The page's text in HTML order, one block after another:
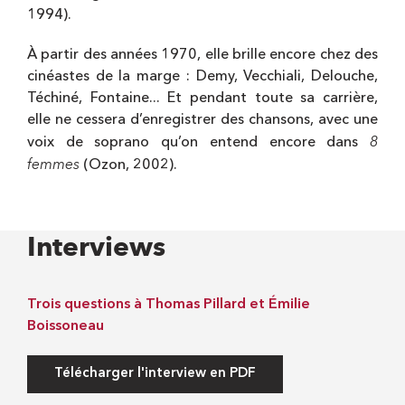
1994).
À partir des années 1970, elle brille encore chez des
cinéastes de la marge : Demy, Vecchiali, Delouche,
Téchiné, Fontaine... Et pendant toute sa carrière,
elle ne cessera d’enregistrer des chansons, avec une
voix de soprano qu’on entend encore dans 8
femmes (Ozon, 2002).
Interviews
Trois questions à Thomas Pillard et Émilie
Boissoneau
Télécharger l'interview en PDF